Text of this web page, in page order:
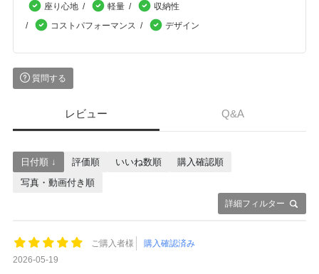
座り心地 軽量
収納性
コストパフォーマンス
デザイン
質問する
レビュー Q&A
詳細フィルター
日付順 ↓ 評価順 いいね数順
購入確認順
写真・動画付き順
ご購入者様
購入確認済み
2026-05-19